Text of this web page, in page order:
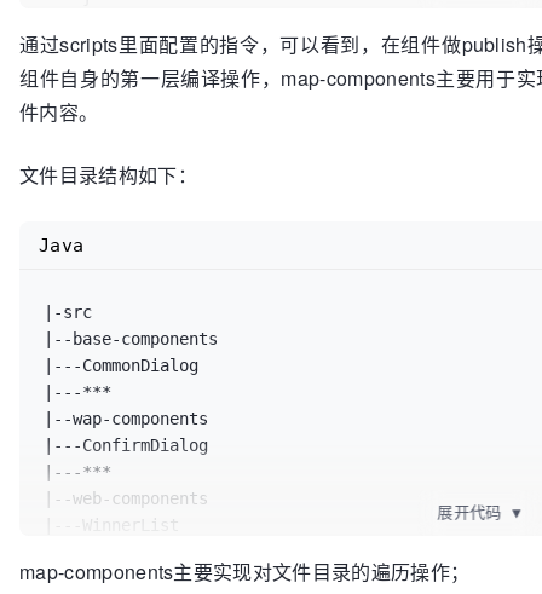
通过scripts里面配置的指令，可以看到，在组件做publish
组件自身的第一层编译操作，map-components主要用于
件内容。
文件目录结构如下：
|-src
|--base-components
|---CommonDialog
|---***
|--wap-components
|---ConfirmDialog
|---***
|--web-components
|-tool
Java
展开代码 ▼
map-components主要实现对文件目录的遍历操作；